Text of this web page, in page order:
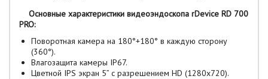
Основные характеристики видеоэндоскопа rDevice RD 700
PRO:
Поворотная камера на 180°+180° в каждую сторону
(360°).
Влагозащита камеры IP67.
Цветной IPS экран 5” с разрешением HD (1280х720).